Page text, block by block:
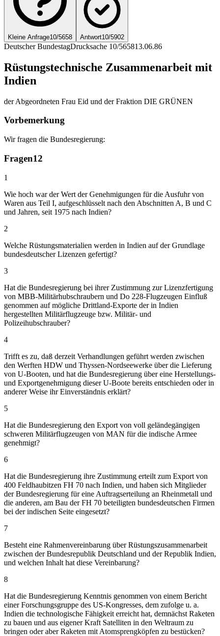
Kleine Anfrage10/5658 Antwort10/5902
Deutscher BundestagDrucksache 10/565813.06.86
Rüstungstechnische Zusammenarbeit mit
Indien
der Abgeordneten Frau Eid und der Fraktion DIE GRÜNEN
Vorbemerkung
Wir fragen die Bundesregierung:
Fragen12
1
Wie hoch war der Wert der Genehmigungen für die Ausfuhr von
Waren aus Teil I, aufgeschlüsselt nach den Abschnitten A, B und C
und Jahren, seit 1975 nach Indien?
2
Welche Rüstungsmaterialien werden in Indien auf der Grundlage
bundesdeutscher Lizenzen gefertigt?
3
Hat die Bundesregierung bei ihrer Zustimmung zur Lizenzfertigung
von MBB-Militärhubschraubern und Do 228-Flugzeugen Einfluß
genommen auf mögliche Drittland-Exporte der in Indien
hergestellten Militärflugzeuge bzw. Militär- und
Polizeihubschrauber?
4
Trifft es zu, daß derzeit Verhandlungen geführt werden zwischen
den Werften HDW und Thyssen-Nordseewerke über die Lieferung
von U-Booten, und hat die Bundesregierung über eine Herstellungs-
und Exportgenehmigung dieser U-Boote bereits entschieden oder in
anderer Weise ihr Einverständnis erklärt?
5
Hat die Bundesregierung den Export von voll geländegängigen
schweren Militärflugzeugen von MAN für die indische Armee
genehmigt?
6
Hat die Bundesregierung ihre Zustimmung erteilt zum Export von
400 Feldhaubitzen FH 70 nach Indien, und haben sich Mitglieder
der Bundesregierung für eine Auftragserteilung an Rheinmetall und
die anderen, am Bau der FH 70 beteiligten bundesdeutschen Firmen
bei der indischen Seite eingesetzt?
7
Besteht eine Rahmenvereinbarung über Rüstungszusammenarbeit
zwischen der Bundesrepublik Deutschland und der Republik Indien,
und welchen Inhalt hat diese Vereinbarung?
8
Hat die Bundesregierung Kenntnis genommen von einem Bericht
einer Forschungsgruppe des US-Kongresses, dem zufolge u. a.
Indien die technologische Fähigkeit erreicht hat, demnächst Raketen
zu bauen und aus eigener Kraft Satelliten in den Weltraum zu
bringen oder aber Raketen mit Atomsprengköpfen zu bestücken?